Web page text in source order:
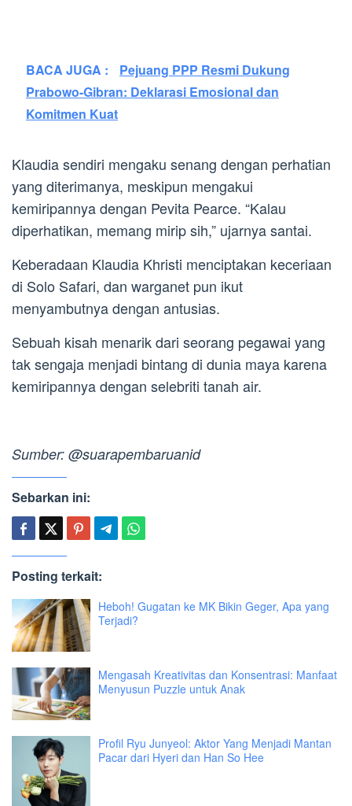
BACA JUGA :
Pejuang PPP Resmi Dukung
Prabowo-Gibran: Deklarasi Emosional dan
Komitmen Kuat
Klaudia sendiri mengaku senang dengan perhatian
yang diterimanya, meskipun mengakui
kemiripannya dengan Pevita Pearce. “Kalau
diperhatikan, memang mirip sih,” ujarnya santai.
Keberadaan Klaudia Khristi menciptakan keceriaan
di Solo Safari, dan warganet pun ikut
menyambutnya dengan antusias.
Sebuah kisah menarik dari seorang pegawai yang
tak sengaja menjadi bintang di dunia maya karena
kemiripannya dengan selebriti tanah air.
Sumber: @suarapembaruanid
Sebarkan ini:
Posting terkait:
Heboh! Gugatan ke MK Bikin Geger, Apa yang
Terjadi?
Mengasah Kreativitas dan Konsentrasi: Manfaat
Menyusun Puzzle untuk Anak
Profil Ryu Junyeol: Aktor Yang Menjadi Mantan
Pacar dari Hyeri dan Han So Hee